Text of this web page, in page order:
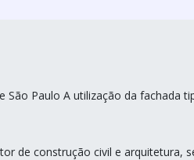
São Paulo A utilização da fachada
de construção civil e arquitetura,